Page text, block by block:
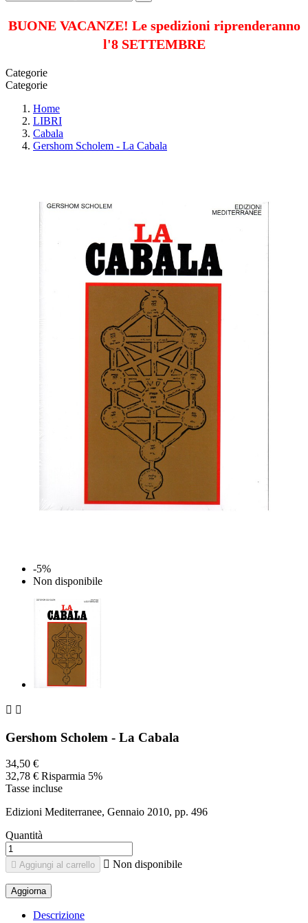
BUONE VACANZE! Le spedizioni riprenderanno
l'8 SETTEMBRE
Categorie
Categorie
Home
LIBRI
Cabala
Gershom Scholem - La Cabala
-5%
Non disponibile
 
Gershom Scholem - La Cabala
34,50 €
32,78 € Risparmia 5%
Tasse incluse
Edizioni Mediterranee, Gennaio 2010, pp. 496
Quantità
 Aggiungi al carrello  Non disponibile
Descrizione